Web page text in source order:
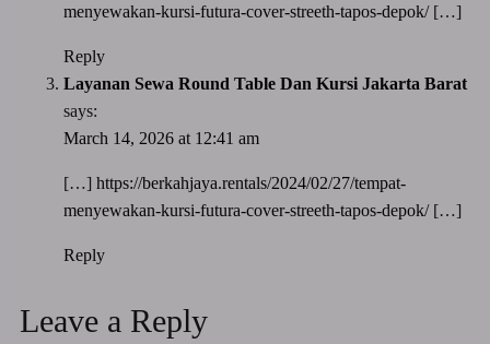
menyewakan-kursi-futura-cover-streeth-tapos-depok/[…]
Reply
Layanan Sewa Round Table Dan Kursi Jakarta Barat
says:
March 14, 2026 at 12:41 am
[…] https://berkahjaya.rentals/2024/02/27/tempat-
menyewakan-kursi-futura-cover-streeth-tapos-depok/[…]
Reply
Leave a Reply